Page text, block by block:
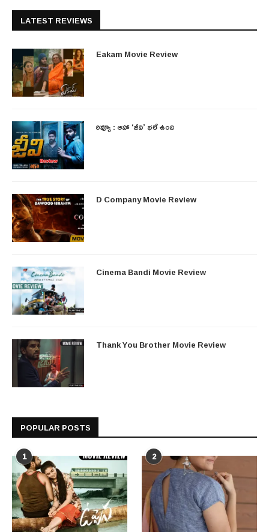
LATEST REVIEWS
Eakam Movie Review
రివ్యూ : ఆహా ‘జీవి’ భలే ఉంది
D Company Movie Review
Cinema Bandi Movie Review
Thank You Brother Movie Review
POPULAR POSTS
1 2